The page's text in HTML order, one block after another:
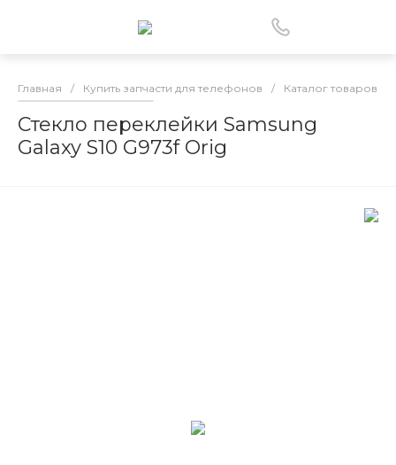
Главная / Купить запчасти для телефонов / Каталог товаров
Стекло переклейки Samsung
Galaxy S10 G973f Orig